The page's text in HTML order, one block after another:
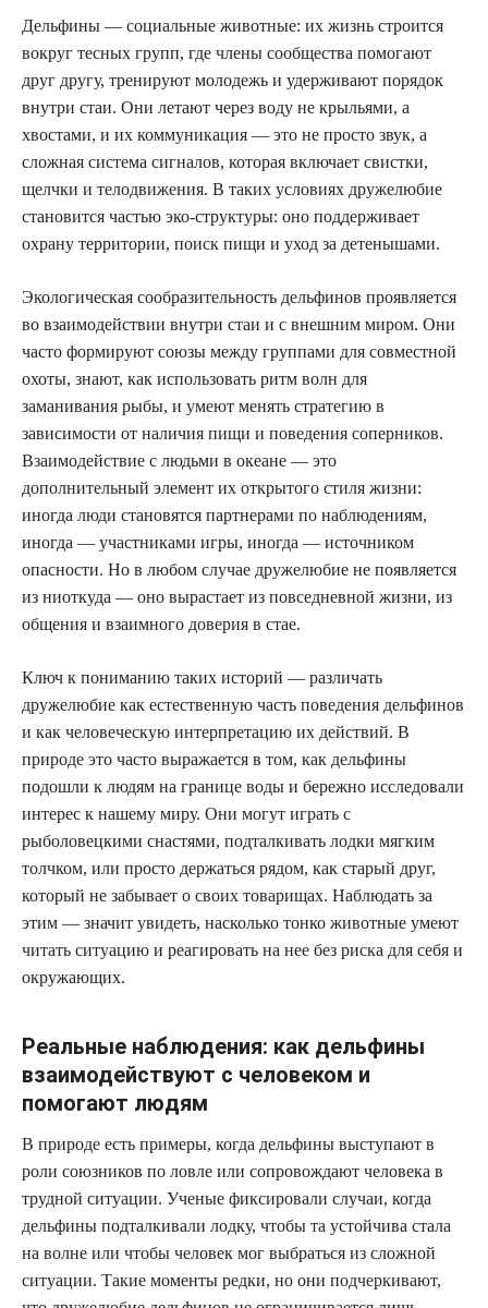
Дельфины — социальные животные: их жизнь строится
вокруг тесных групп, где члены сообщества помогают
друг другу, тренируют молодежь и удерживают порядок
внутри стаи. Они летают через воду не крыльями, а
хвостами, и их коммуникация — это не просто звук, а
сложная система сигналов, которая включает свистки,
щелчки и телодвижения. В таких условиях дружелюбие
становится частью эко-структуры: оно поддерживает
охрану территории, поиск пищи и уход за детенышами.
Экологическая сообразительность дельфинов проявляется
во взаимодействии внутри стаи и с внешним миром. Они
часто формируют союзы между группами для совместной
охоты, знают, как использовать ритм волн для
заманивания рыбы, и умеют менять стратегию в
зависимости от наличия пищи и поведения соперников.
Взаимодействие с людьми в океане — это
дополнительный элемент их открытого стиля жизни:
иногда люди становятся партнерами по наблюдениям,
иногда — участниками игры, иногда — источником
опасности. Но в любом случае дружелюбие не появляется
из ниоткуда — оно вырастает из повседневной жизни, из
общения и взаимного доверия в стае.
Ключ к пониманию таких историй — различать
дружелюбие как естественную часть поведения дельфинов
и как человеческую интерпретацию их действий. В
природе это часто выражается в том, как дельфины
подошли к людям на границе воды и бережно исследовали
интерес к нашему миру. Они могут играть с
рыболовецкими снастями, подталкивать лодки мягким
толчком, или просто держаться рядом, как старый друг,
который не забывает о своих товарищах. Наблюдать за
этим — значит увидеть, насколько тонко животные умеют
читать ситуацию и реагировать на нее без риска для себя и
окружающих.
Реальные наблюдения: как дельфины
взаимодействуют с человеком и
помогают людям
В природе есть примеры, когда дельфины выступают в
роли союзников по ловле или сопровождают человека в
трудной ситуации. Ученые фиксировали случаи, когда
дельфины подталкивали лодку, чтобы та устойчива стала
на волне или чтобы человек мог выбраться из сложной
ситуации. Такие моменты редки, но они подчеркивают,